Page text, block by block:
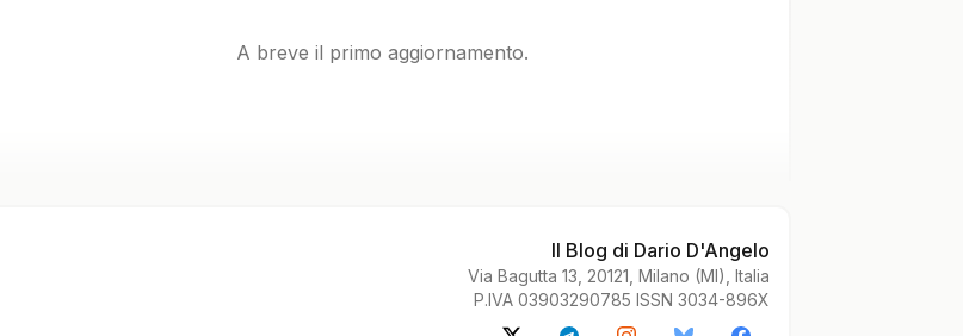
A breve il primo aggiornamento.
Il Blog di Dario D'Angelo
Via Bagutta 13, 20121, Milano (MI), Italia
P.IVA 03903290785 ISSN 3034-896X